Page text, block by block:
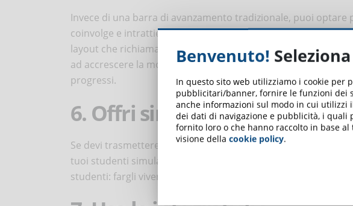
Invece di una barra di avanzamento tradizionale, puoi
coinvolge e intrattiene maggiormente gli studenti. Per
layout che richiama i giochi da tavolo. Tuttavia, anche i
ad accrescere la motivazione al completamento del corso,
progressi.
6. Offri simulazioni mirate
Se devi trasmettere conoscenza riguardo processi complicati
tuoi studenti simulazioni mirate che attirino la loro
studenti: fargli vivere il compito da svolgere, anziché limitarsi
Benvenuto!
In questo sito web utilizziamo i cookie per
pubblicitari/banner, fornire le funzioni dei
anche informazioni sul modo in cui
dei dati di navigazione e pubblicità, i
fornito loro o che hanno raccolto in base
visione della cookie policy.